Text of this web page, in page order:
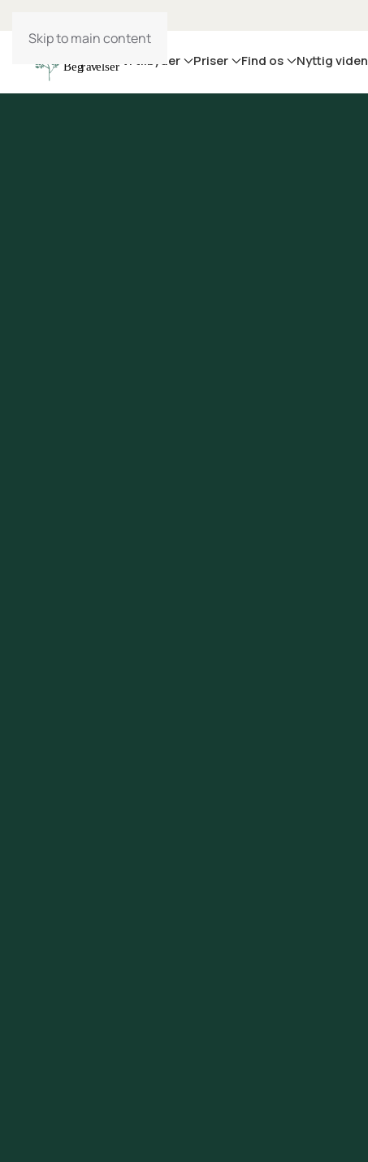
Skip to main content
Vi tilbyder Priser Find os Nyttig viden